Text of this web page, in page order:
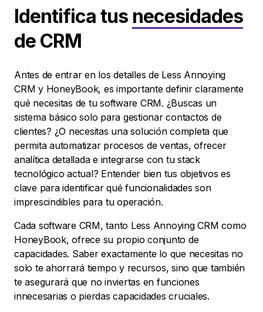
Identifica tus necesidades
de CRM
Antes de entrar en los detalles de Less Annoying
CRM y HoneyBook, es importante definir claramente
qué necesitas de tu software CRM. ¿Buscas un
sistema básico solo para gestionar contactos de
clientes? ¿O necesitas una solución completa que
permita automatizar procesos de ventas, ofrecer
analítica detallada e integrarse con tu stack
tecnológico actual? Entender bien tus objetivos es
clave para identificar qué funcionalidades son
imprescindibles para tu operación.
Cada software CRM, tanto Less Annoying CRM como
HoneyBook, ofrece su propio conjunto de
capacidades. Saber exactamente lo que necesitas no
solo te ahorrará tiempo y recursos, sino que también
te asegurará que no inviertas en funciones
innecesarias o pierdas capacidades cruciales.